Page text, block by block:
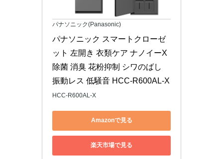
パナソニック(Panasonic)
パナソニック スマートクローゼ
ット 左開き 衣類ケア ナノイーX
除菌 消臭 花粉抑制 シワのばし
振動レス 低騒音 HCC-R600AL-X
HCC-R600AL-X
Amazonで見る
楽天市場で見る